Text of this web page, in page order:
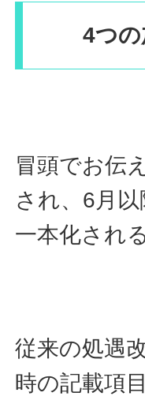
4つの
冒頭でお伝
され、6月
一本化され
従来の処遇
時の記載項